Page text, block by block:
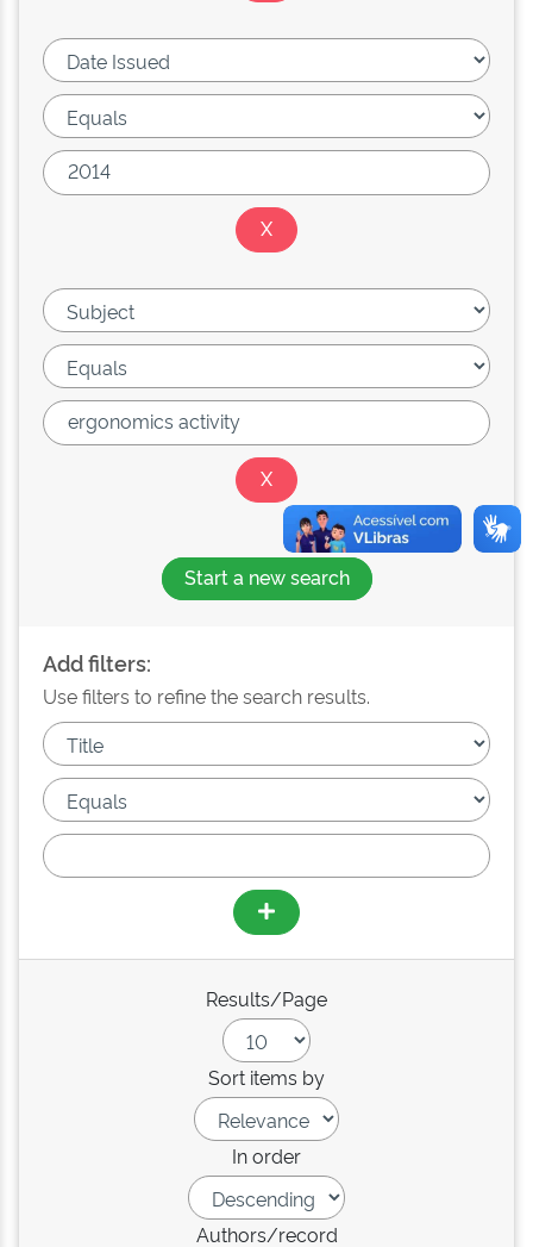
Start a new search
Add filters:
Use filters to refine the search results.
Results/Page
Sort items by
In order
Authors/record